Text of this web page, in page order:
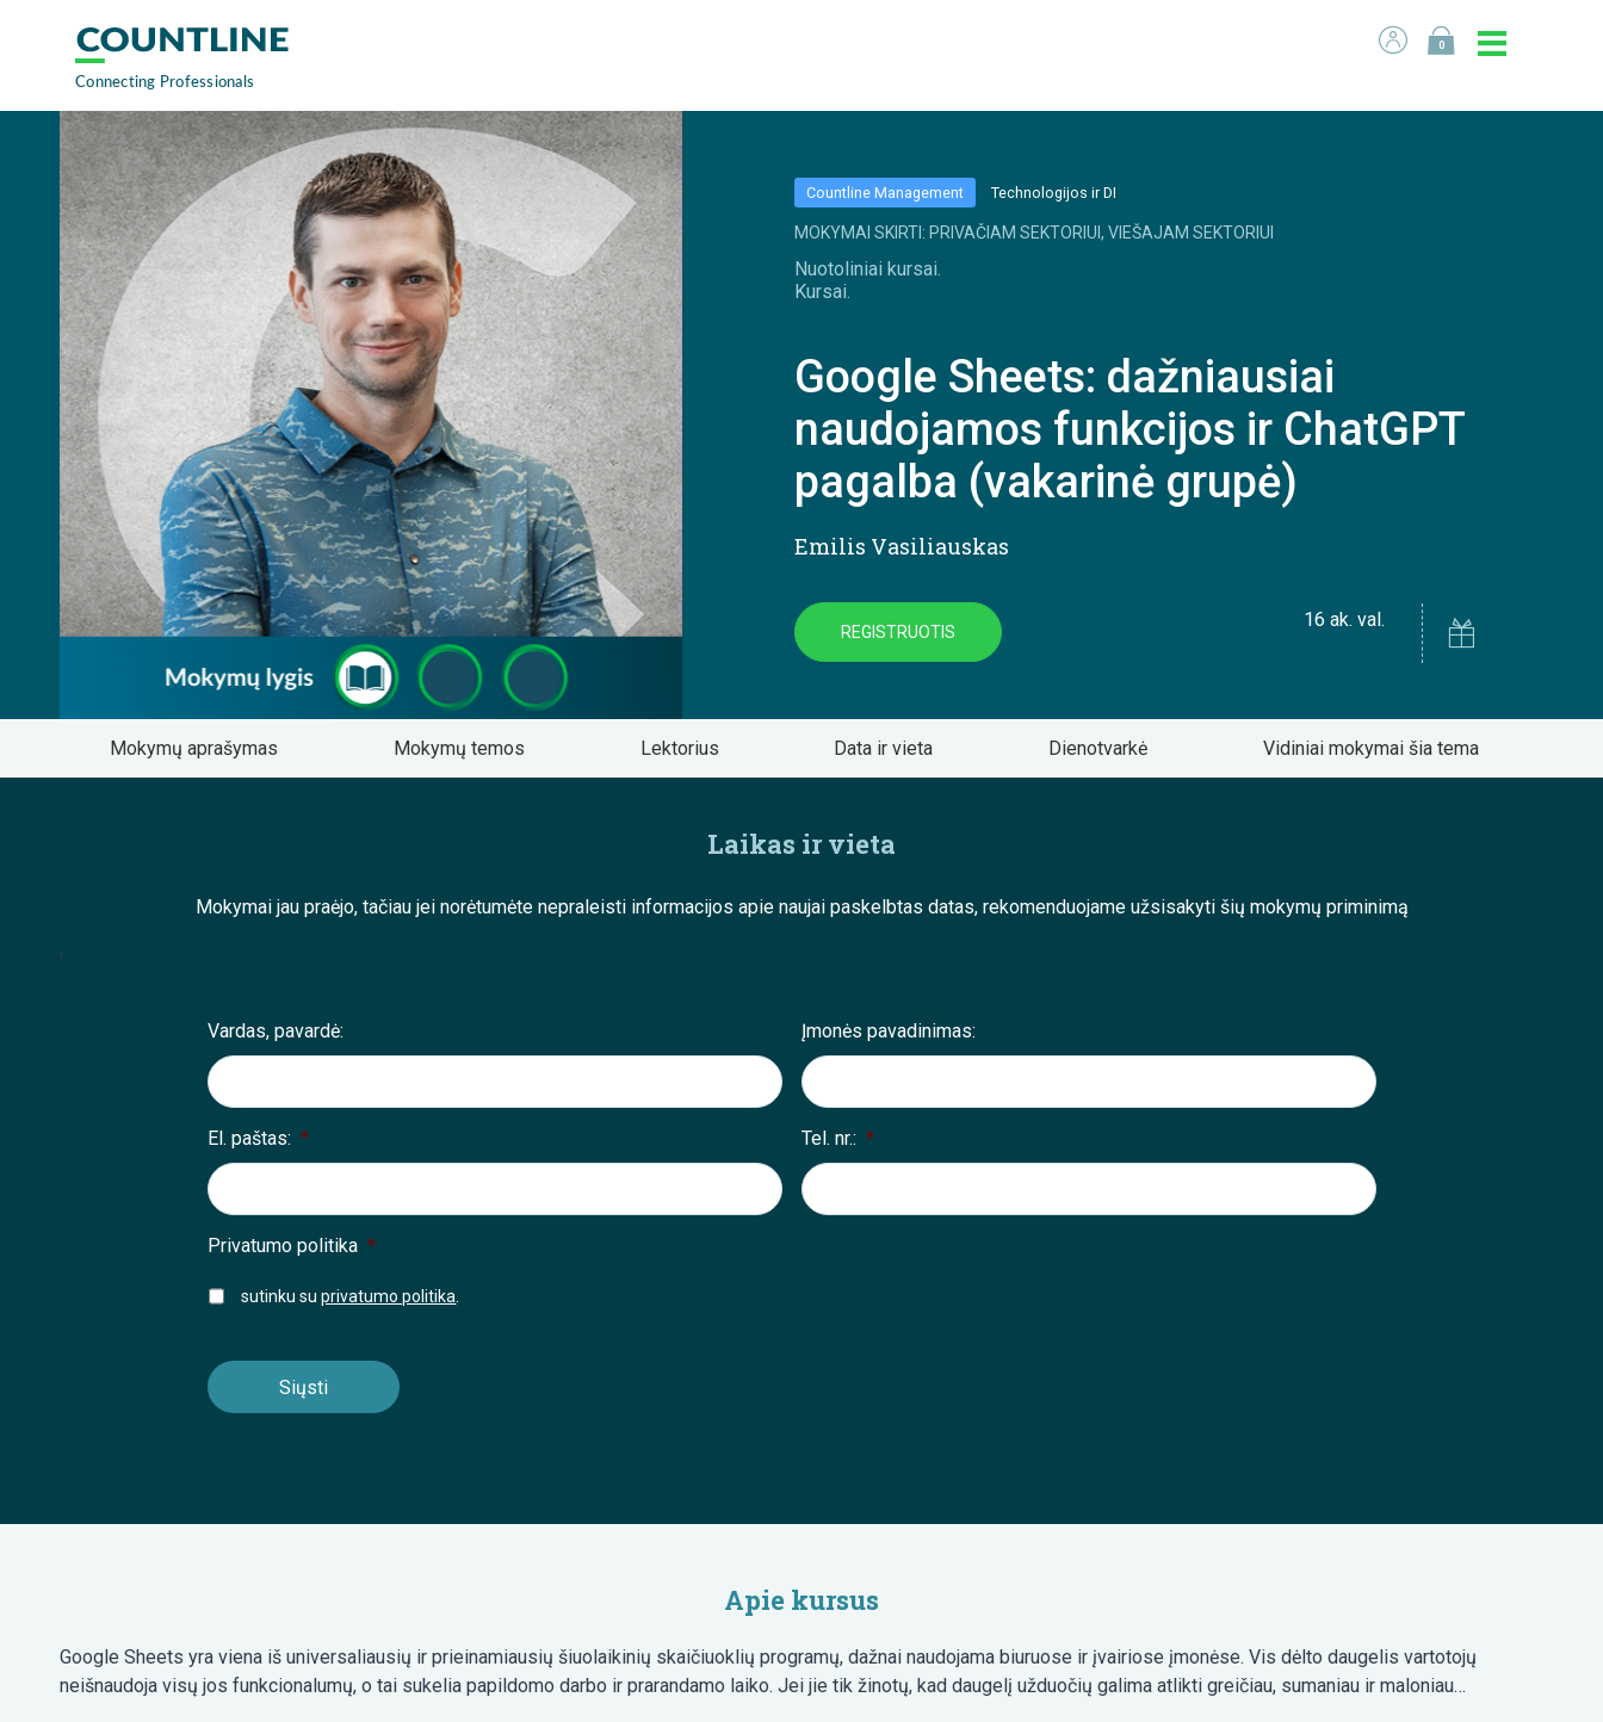
0
Countline Management Technologijos ir DI
MOKYMAI SKIRTI: PRIVAČIAM SEKTORIUI, VIEŠAJAM SEKTORIUI
Nuotoliniai kursai.
Kursai.
Google Sheets: dažniausiai
naudojamos funkcijos ir ChatGPT
pagalba (vakarinė grupė)
Emilis Vasiliauskas
REGISTRUOTIS
16 ak. val.
Mokymų aprašymas Mokymų temos Lektorius Data ir vieta Dienotvarkė Vidiniai mokymai šia tema
Laikas ir vieta
Mokymai jau praėjo, tačiau jei norėtumėte nepraleisti informacijos apie naujai paskelbtas datas, rekomenduojame užsisakyti šių mokymų priminimą
;
Vardas, pavardė: Įmonės pavadinimas:
El. paštas: * Tel. nr.: *
Privatumo politika *
sutinku suprivatumo politika
Apie kursus
Google Sheets yra viena iš universaliausių ir prieinamiausių šiuolaikinių skaičiuoklių programų, dažnai naudojama biuruose ir įvairiose įmonėse. Vis dėlto daugelis vartotojų
neišnaudoja visų jos funkcionalumų, o tai sukelia papildomo darbo ir prarandamo laiko. Jei jie tik žinotų, kad daugelį užduočių galima atlikti greičiau, sumaniau ir maloniau…